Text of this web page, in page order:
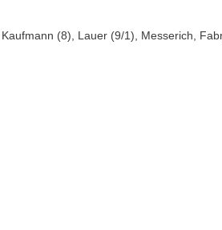
(8), Lauer (9/1), Messerich,